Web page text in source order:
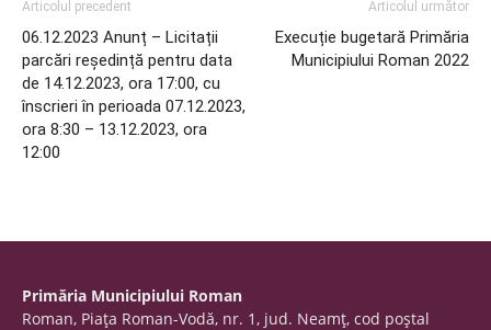
Articolul precedent
06.12.2023 Anunț – Licitații
parcări reședință pentru data
de 14.12.2023, ora 17:00, cu
înscrieri în perioada 07.12.2023,
ora 8:30 – 13.12.2023, ora
12:00
Articolul următor
Execuție bugetară Primăria
Municipiului Roman 2022
Primăria Municipiului Roman
Roman, Piaţa Roman-Vodă, nr. 1, jud. Neamţ, cod poştal